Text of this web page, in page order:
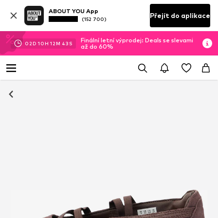
ABOUT YOU App
(152 700) Přejít do aplikace
02D 10H 12M 43 S
Finální letní výprodej: Deals se slevami
až do 60%